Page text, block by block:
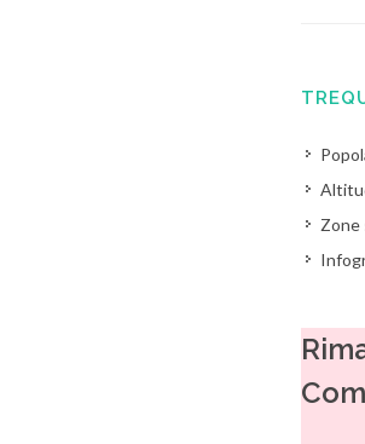
Zone